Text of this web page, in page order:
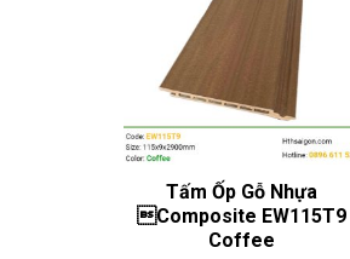
Tấm Ốp Gỗ Nhựa
Composite EW115T9
Coffee